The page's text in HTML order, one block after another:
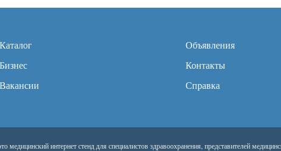
Каталог
Бизнес
Вакансии
Объявления
Контакты
Справка
медицинский интернет стенд для специалистов здравоохранения, представителей